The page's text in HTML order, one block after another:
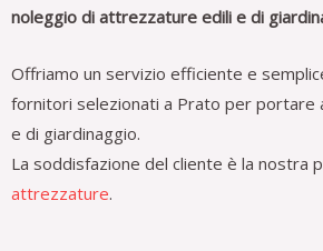
noleggio di attrezzature edili e di
Offriamo un servizio efficiente e
fornitori selezionati a Prato per
e di giardinaggio.
La soddisfazione del cliente è la nostra
attrezzature.